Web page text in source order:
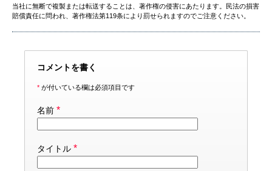
当社に無断で複製または転送することは、著作権の侵害にあたります。民法の損害
賠償責任に問われ、著作権法第119条により罰せられますのでご注意ください。
コメントを書く
* が付いている欄は必須項目です
名前 *
タイトル *